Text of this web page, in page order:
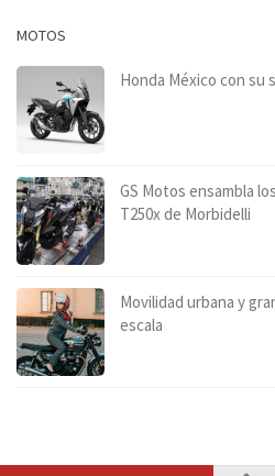
MOTOS
Honda México con su
GS Motos ensambla
T250x de Morbidelli
Movilidad urbana y
escala